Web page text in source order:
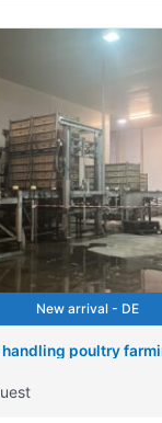
New arrival - DE
poultry